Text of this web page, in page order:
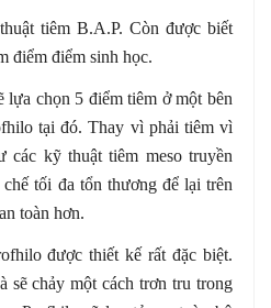
tiêm B.A.P. Còn được biết
điểm điểm sinh học.
lựa chọn 5 điểm tiêm ở một bên
tại đó. Thay vì phải tiêm vì
các kỹ thuật tiêm meso truyền
tối đa tổn thương để lại trên
toàn hơn.
được thiết kế rất đặc biệt.
sẽ chảy một cách trơn tru trong